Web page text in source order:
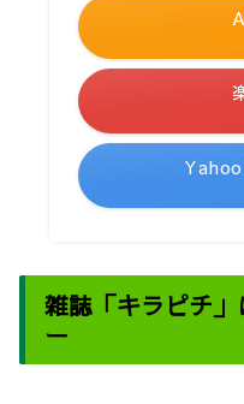
雑誌「キラピチ
ー